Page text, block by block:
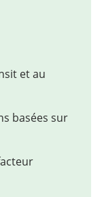
et au
basées sur